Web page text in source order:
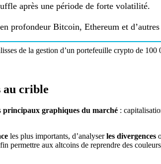
après une période de forte volatilité.
profondeur Bitcoin, Ethereum et
de la gestion d’un portefeuille crypto de 100
au crible
principaux graphiques du marché :
les plus importants, d’analyserles divergences
permettre aux altcoins de reprendre des